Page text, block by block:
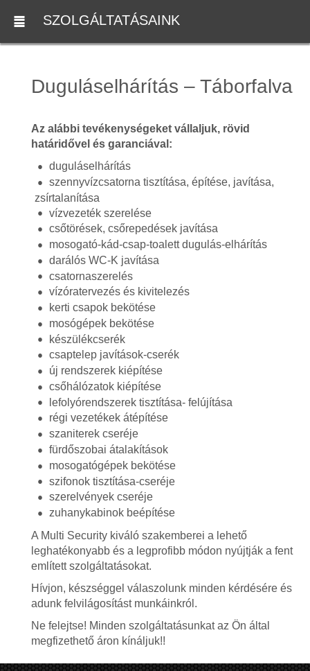
SZOLGÁLTATÁSAINK
Duguláselhárítás – Táborfalva
Az alábbi tevékenységeket vállaljuk, rövid
határidővel és garanciával:
duguláselhárítás
szennyvízcsatorna tisztítása, építése, javítása,
zsírtalanítása
vízvezeték szerelése
csőtörések, csőrepedések javítása
mosogató-kád-csap-toalett dugulás-elhárítás
darálós WC-K javítása
csatornaszerelés
vízóratervezés és kivitelezés
kerti csapok bekötése
mosógépek bekötése
készülékcserék
csaptelep javítások-cserék
új rendszerek kiépítése
csőhálózatok kiépítése
lefolyórendszerek tisztítása- felújítása
régi vezetékek átépítése
szaniterek cseréje
fürdőszobai átalakítások
mosogatógépek bekötése
szifonok tisztítása-cseréje
szerelvények cseréje
zuhanykabinok beépítése
A Multi Security kiváló szakemberei a lehető
leghatékonyabb és a legprofibb módon nyújtják a fent
említett szolgáltatásokat.
Hívjon, készséggel válaszolunk minden kérdésére és
adunk felvilágosítást munkáinkról.
Ne felejtse! Minden szolgáltatásunkat az Ön által
megfizethető áron kínáljuk!!